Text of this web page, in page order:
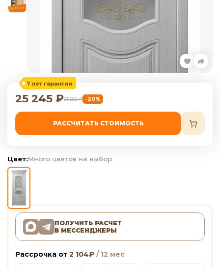
7 лет гарантии
25 245 ₽31 556₽ -20%
РАССЧИТАТЬ СТОИМОСТЬ
Цвет:Много цветов на выбор
ПОЛУЧИТЬ РАСЧЕТ
В МЕССЕНДЖЕРЫ
Рассрочка от 2 104₽ / 12 мес